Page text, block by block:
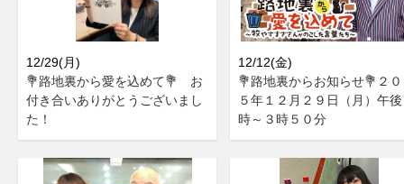
12/29(月)
💐路地裏から愛を込めて💐 お
付き合いありがとうございまし
た！
12/12(金)
💐路地裏からお知らせ💐２
５年１２月２９日（月）午
時～３時５０分